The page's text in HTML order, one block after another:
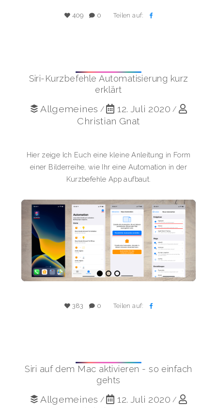
409 0 Teilen auf:
Siri-Kurzbefehle Automatisierung kurz
erklärt
Allgemeines / 12. Juli 2020 /
Christian Gnat
Hier zeige Ich Euch eine kleine Anleitung in Form
einer Bilderreihe, wie Ihr eine Automation in der
Kurzbefehle App aufbaut.
383 0 Teilen auf:
Siri auf dem Mac aktivieren - so einfach
gehts
Allgemeines / 12. Juli 2020 /